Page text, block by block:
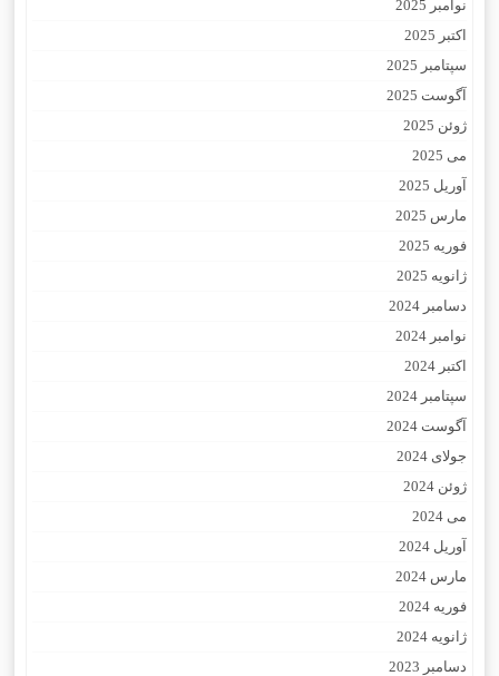
نوامبر 2025
اکتبر 2025
سپتامبر 2025
آگوست 2025
ژوئن 2025
می 2025
آوریل 2025
مارس 2025
فوریه 2025
ژانویه 2025
دسامبر 2024
نوامبر 2024
اکتبر 2024
سپتامبر 2024
آگوست 2024
جولای 2024
ژوئن 2024
می 2024
آوریل 2024
مارس 2024
فوریه 2024
ژانویه 2024
دسامبر 2023